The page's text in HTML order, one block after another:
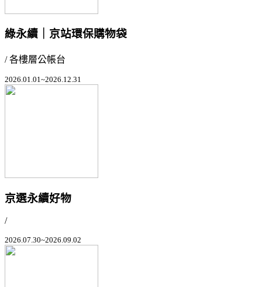
綠永續｜京站環保購物袋
/ 各樓層公帳台
2026.01.01~2026.12.31
京選永續好物
/
2026.07.30~2026.09.02